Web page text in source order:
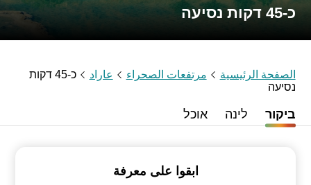
כ-45 דקות נסיעה
الصفحة الرئيسية مرتفعات الصحراء عاراد
כ-45 דקות
נסיעה
ביקור לינה אוכל
ابقوا على معرفة